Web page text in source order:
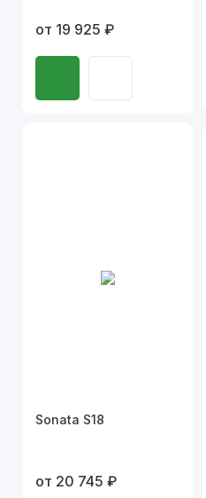
от 19 925 ₽
Sonata S18
от 20 745 ₽